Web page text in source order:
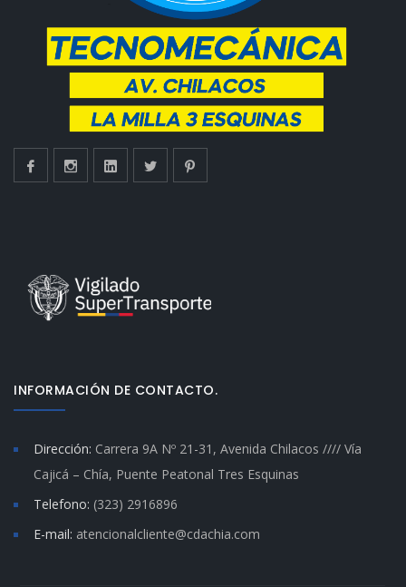
INFORMACIÓN DE CONTACTO.
Dirección: Carrera 9A Nº 21-31, Avenida Chilacos //// Vía
Cajicá – Chía, Puente Peatonal Tres Esquinas
Telefono: (323) 2916896
E-mail: atencionalcliente@cdachia.com